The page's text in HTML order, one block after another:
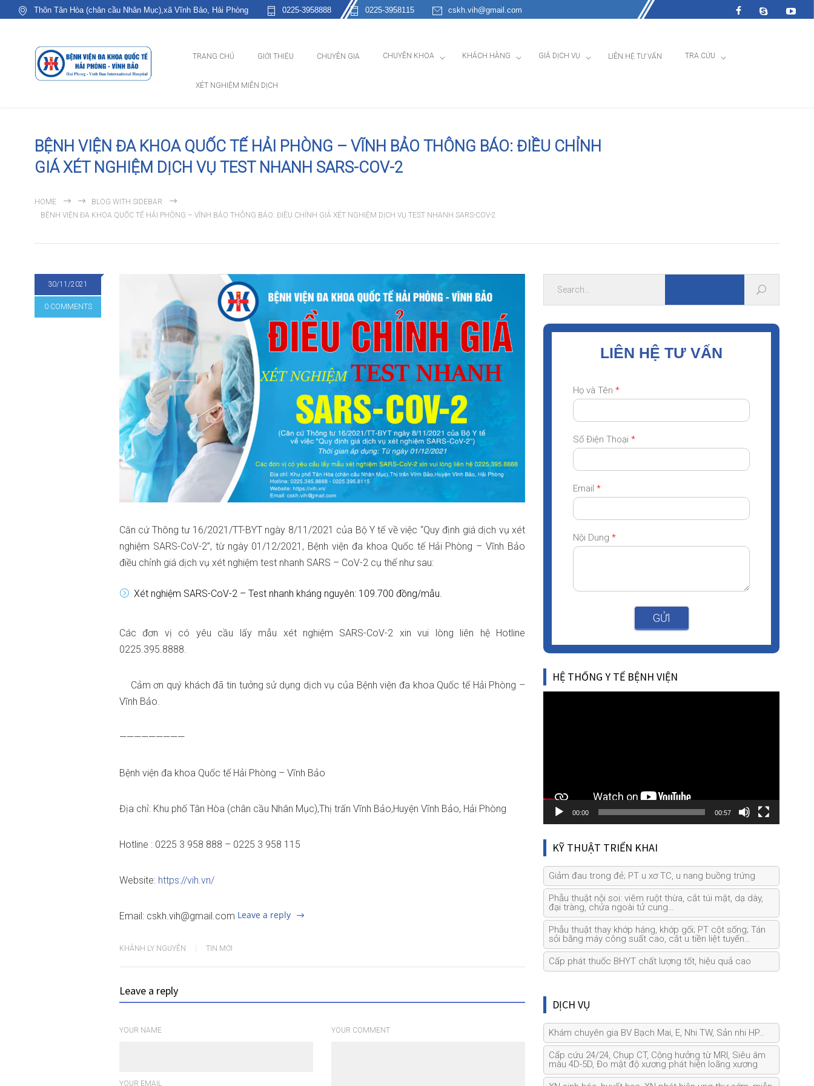
Thôn Tân Hòa (chân cầu Nhân Mục),xã Vĩnh Bảo, Hải Phòng 0225-3958888 0225-3958115 cskh.vih@gmail.com
TRANG CHỦ GIỚI THIỆU CHUYÊN GIA CHUYÊN KHOA KHÁCH HÀNG GIÁ DỊCH VỤ LIÊN HỆ TƯ VẤN TRA CỨU
XÉT NGHIỆM MIỄN DỊCH
BỆNH VIỆN ĐA KHOA QUỐC TẾ HẢI PHÒNG – VĨNH BẢO THÔNG BÁO: ĐIỀU CHỈNH
GIÁ XÉT NGHIỆM DỊCH VỤ TEST NHANH SARS-COV-2
HOME
BLOG WITH SIDEBAR
BỆNH VIỆN ĐA KHOA QUỐC TẾ HẢI PHÒNG – VĨNH BẢO THÔNG BÁO: ĐIỀU CHỈNH GIÁ XÉT NGHIỆM DỊCH VỤ TEST NHANH SARS-COV-2
30/11/2021
0 COMMENTS
Căn cứ Thông tư 16/2021/TT-BYT ngày 8/11/2021 của Bộ Y tế về việc “Quy định giá dịch vụ xét
nghiệm SARS-CoV-2”, từ ngày 01/12/2021, Bệnh viện đa khoa Quốc tế Hải Phòng – Vĩnh Bảo
điều chỉnh giá dịch vụ xét nghiệm test nhanh SARS – CoV-2 cụ thể như sau:
Xét nghiệm SARS-CoV-2 – Test nhanh kháng nguyên: 109.700 đồng/mẫu.
Các đơn vị có yêu cầu lấy mẫu xét nghiệm SARS-CoV-2 xin vui lòng liên hệ Hotline
0225.395.8888.
Cảm ơn quý khách đã tin tưởng sử dụng dịch vụ của Bệnh viện đa khoa Quốc tế Hải Phòng –
Vĩnh Bảo.
—————————
Bệnh viện đa khoa Quốc tế Hải Phòng – Vĩnh Bảo
Địa chỉ: Khu phố Tân Hòa (chân cầu Nhân Mục),Thị trấn Vĩnh Bảo,Huyện Vĩnh Bảo, Hải Phòng
Hotline : 0225 3 958 888 – 0225 3 958 115
Website: https://vih.vn/
Email: cskh.vih@gmail.com Leave a reply
KHÁNH LY NGUYỄN TIN MỚI
Leave a reply
YOUR NAME
YOUR EMAIL
YOUR COMMENT
LIÊN HỆ TƯ VẤN
Họ và Tên *
Số Điện Thoại *
Email *
Nội Dung *
GỬI
HỆ THỐNG Y TẾ BỆNH VIỆN
Video
00:00 00:57
KỸ THUẬT TRIỂN KHAI
Giảm đau trong đẻ; PT u xơ TC, u nang buồng trứng
Phẫu thuật nội soi: viêm ruột thừa, cắt túi mật, dạ dày,
đại tràng, chửa ngoài tử cung…
Phẫu thuật thay khớp háng, khớp gối; PT cột sống; Tán
sỏi bằng máy công suất cao, cắt u tiền liệt tuyến…
Cấp phát thuốc BHYT chất lượng tốt, hiệu quả cao
DỊCH VỤ
Khám chuyên gia BV Bạch Mai, E, Nhi TW, Sản nhi HP…
Cấp cứu 24/24, Chụp CT, Cộng hưởng từ MRI, Siêu âm
màu 4D-5D, Đo mật độ xương phát hiện loãng xương